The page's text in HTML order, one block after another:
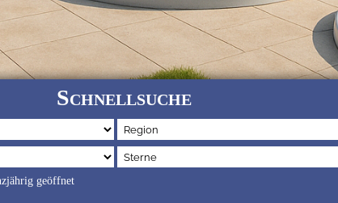
Schnellsuche
geöffnet